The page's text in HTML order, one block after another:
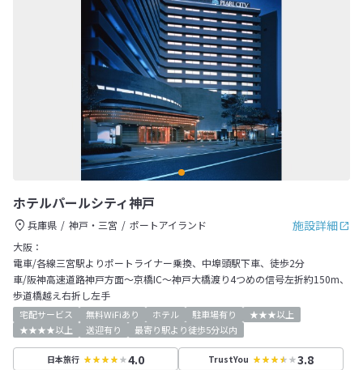
ホテルパールシティ神戸
施設詳細
兵庫県 神戸・三宮
ポートアイランド
大阪：
電車/各線三宮駅よりポートライナー乗換、中埠頭駅下車、徒歩2分
車/阪神高速道路神戸方面～京橋IC～神戸大橋渡り4つめの信号左折約150m、
歩道橋越え右折し左手
宅配サービス 無料WiFiあり ホテル 駐車場有り
★★★以上
★★★★以上
送迎有り 最寄り駅より徒歩5分以内
日本旅行 4.0 TrustYou 3.8